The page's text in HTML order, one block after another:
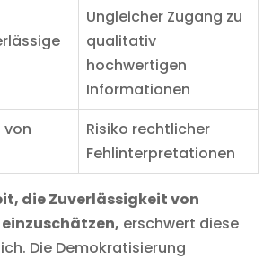
Ungleicher Zugang zu
qualitativ
hochwertigen
Informationen
von
Risiko rechtlicher
Fehlinterpretationen
die Zuverlässigkeit von
erschwert diese
Die Demokratisierung